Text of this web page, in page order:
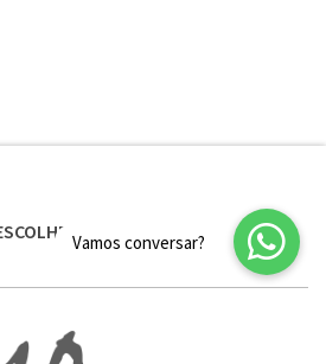
SEU NOVO ACMA